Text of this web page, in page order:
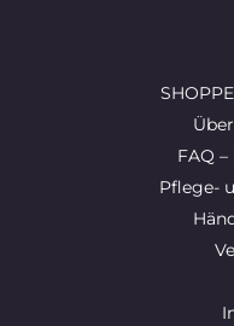
FAQ
Pflege-